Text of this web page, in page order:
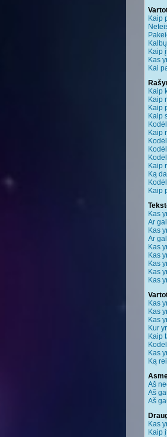
Kaip
Kaip
Kas
Kai
Kaip
Kaip
Kaip
Kaip
Kaip
Kaip
Ką
Kaip
Kas
Ar
Kas
Ar
Kas
Kas
Kas
Kas
Kas
Kas
Kas
Kas
Kur
Kaip
Kas
Ką
Aš
Aš
Aš
Kas
Kaip